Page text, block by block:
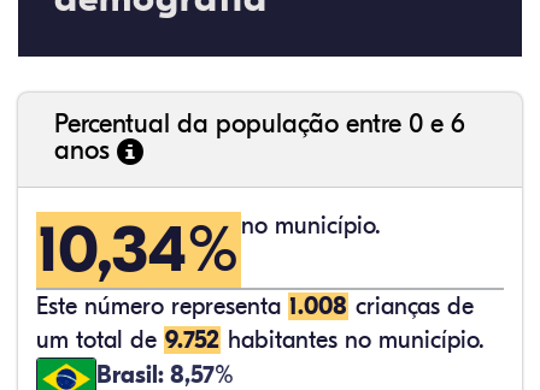
Percentual da população entre 0 e 6
anos
10,34% no município.
Este número representa 1.008 crianças de
um total de 9.752 habitantes no município.
Brasil: 8,57%